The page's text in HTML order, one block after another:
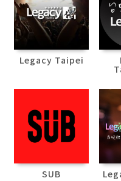
Legacy Taipei
SUB